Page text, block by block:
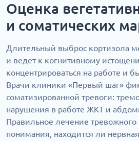
Оценка
и соматических
Длительный выброс кортизола
и ведет к когнитивному
концентрироваться на работе и
Врачи клиники «Первый шаг»
соматизированной тревоги:
нарушения в работе ЖКТ и
Правильное лечение тревожного
понимания, находится ли